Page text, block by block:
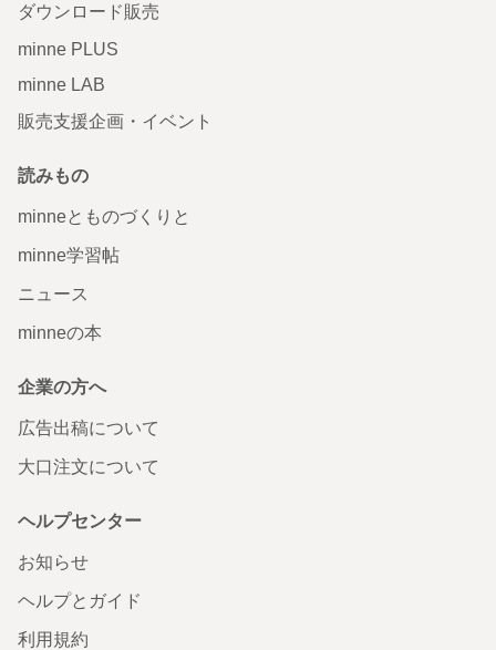
ダウンロード販売
minne PLUS
minne LAB
販売支援企画・イベント
読みもの
minneとものづくりと
minne学習帖
ニュース
minneの本
企業の方へ
広告出稿について
大口注文について
ヘルプセンター
お知らせ
ヘルプとガイド
利用規約